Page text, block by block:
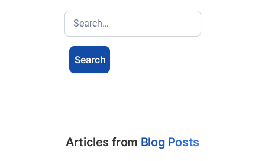
Articles from Blog Posts